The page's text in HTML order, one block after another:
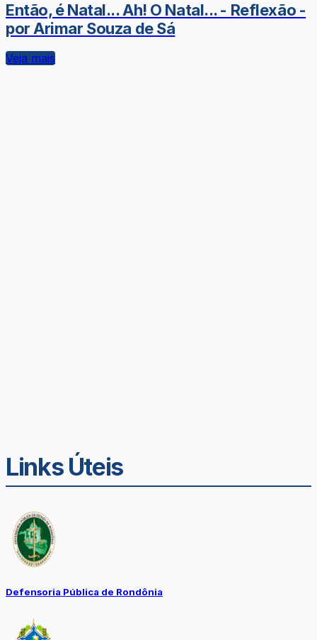
Então, é Natal... Ah! O Natal... - Reflexão -
por Arimar Souza de Sá
Veja mais
Links Úteis
Defensoria Pública de Rondônia